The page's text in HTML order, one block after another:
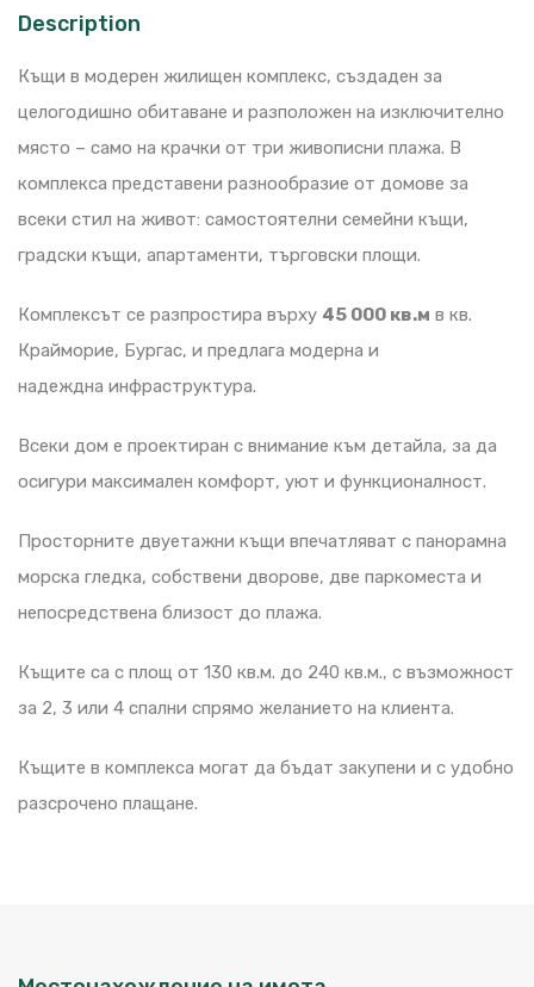
Description
Къщи в модерен жилищен комплекс, създаден за
целогодишно обитаване и разположен на изключително
място – само на крачки от три живописни плажа. В
комплекса представени разнообразие от домове за
всеки стил на живот: самостоятелни семейни къщи,
градски къщи, апартаменти, търговски площи.
Комплексът се разпростира върху 45 000 кв.м в кв.
Крайморие, Бургас, и предлага модерна и
надеждна инфраструктура.
Всеки дом е проектиран с внимание към детайла, за да
осигури максимален комфорт, уют и функционалност.
Просторните двуетажни къщи впечатляват с панорамна
морска гледка, собствени дворове, две паркоместа и
непосредствена близост до плажа.
Къщите са с площ от 130 кв.м. до 240 кв.м., с възможност
за 2, 3 или 4 спални спрямо желанието на клиента.
Къщите в комплекса могат да бъдат закупени и с удобно
разсрочено плащане.